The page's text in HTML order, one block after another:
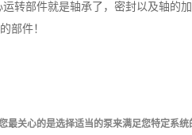
转部件就是轴承了，密封以及轴
部件！
关心的是选择适当的泵来满足您特定系